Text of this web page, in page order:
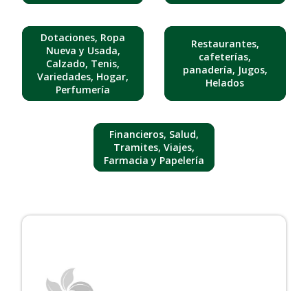
Dotaciones, Ropa
Nueva y Usada,
Calzado, Tenis,
Variedades, Hogar,
Perfumería
Restaurantes,
cafeterías,
panadería, Jugos,
Helados
Financieros, Salud,
Tramites, Viajes,
Farmacia y Papelería